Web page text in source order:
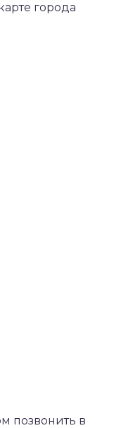
города
позвонить в